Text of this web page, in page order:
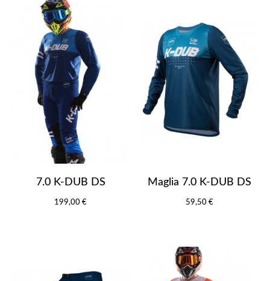
7.0 K-DUB DS
199,00 €
Maglia 7.0 K-DUB DS
59,50 €